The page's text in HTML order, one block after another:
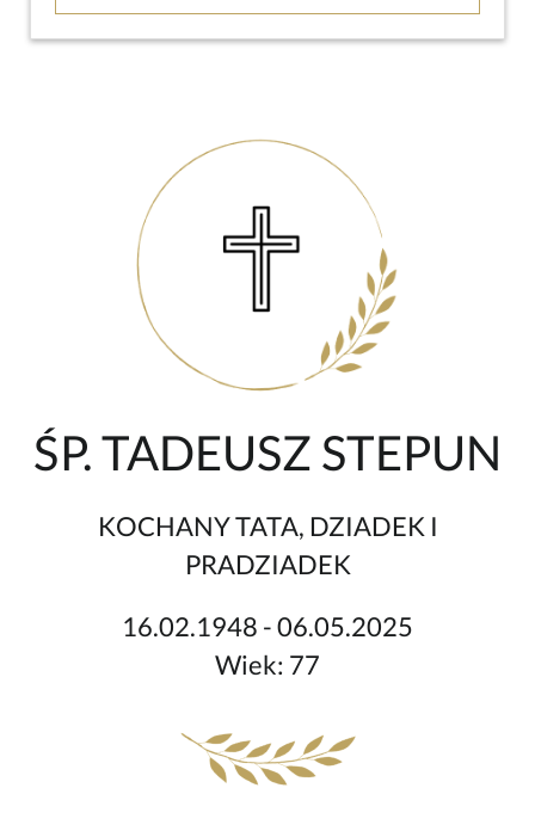
ŚP. TADEUSZ STEPUN
KOCHANY TATA, DZIADEK I
PRADZIADEK
16.02.1948 - 06.05.2025
Wiek: 77